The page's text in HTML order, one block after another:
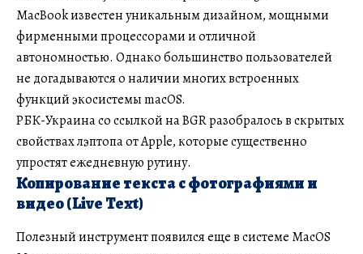
MacBook известен уникальным дизайном, мощными
фирменными процессорами и отличной
автономностью. Однако большинство пользователей
не догадываются о наличии многих встроенных
функций экосистемы macOS.
РБК-Украина со ссылкой на BGR разобралось в скрытых
свойствах лэптопа от Apple, которые существенно
упростят ежедневную рутину.
Копирование текста с фотографиями и
видео (Live Text)
Полезный инструмент появился еще в системе MacOS